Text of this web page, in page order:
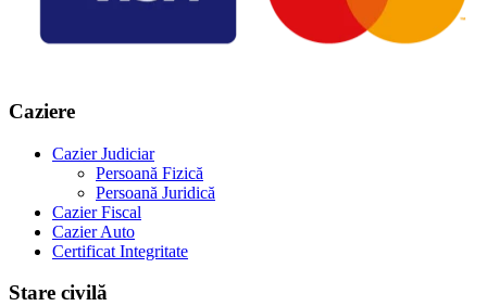
Caziere
Cazier Judiciar
Persoană Fizică
Persoană Juridică
Cazier Fiscal
Cazier Auto
Certificat Integritate
Stare civilă